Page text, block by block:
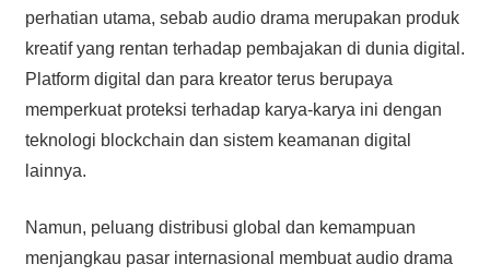
perhatian utama, sebab audio drama merupakan produk
kreatif yang rentan terhadap pembajakan di dunia digital.
Platform digital dan para kreator terus berupaya
memperkuat proteksi terhadap karya-karya ini dengan
teknologi blockchain dan sistem keamanan digital
lainnya.
Namun, peluang distribusi global dan kemampuan
menjangkau pasar internasional membuat audio drama